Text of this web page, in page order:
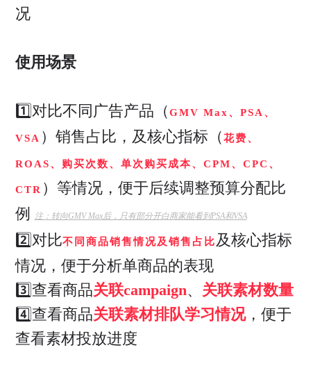
况
使用场景
1️⃣对比不同广告产品（GMV Max、PSA、
VSA ）销售占比，及核心指标（花费、
ROAS、购买次数、单次购买成本、CPM、CPC、
CTR ）等情况，便于后续调整预算分配比
例
注：转向GMV Max后，只有部分开白商家能看到PSA和VSA
2️⃣对比不同商品销售情况及销售占比 及核心指标
情况，便于分析单商品的表现
3️⃣查看商品关联campaign、 关联素材数量
4️⃣查看商品关联素材排队学习情况，便于
查看素材投放进度